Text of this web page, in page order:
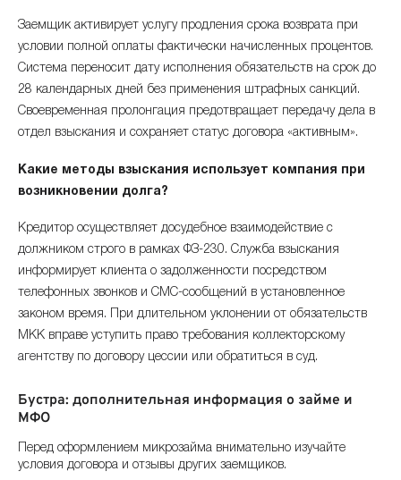
Заемщик активирует услугу продления срока возврата при
условии полной оплаты фактически начисленных процентов.
Система переносит дату исполнения обязательств на срок до
28 календарных дней без применения штрафных санкций.
Своевременная пролонгация предотвращает передачу дела в
отдел взыскания и сохраняет статус договора «активным».
Какие методы взыскания использует компания при
возникновении долга?
Кредитор осуществляет досудебное взаимодействие с
должником строго в рамках ФЗ-230. Служба взыскания
информирует клиента о задолженности посредством
телефонных звонков и СМС-сообщений в установленное
законом время. При длительном уклонении от обязательств
МКК вправе уступить право требования коллекторскому
агентству по договору цессии или обратиться в суд.
Бустра: дополнительная информация о займе и
МФО
Перед оформлением микрозайма внимательно изучайте
условия договора и отзывы других заемщиков.